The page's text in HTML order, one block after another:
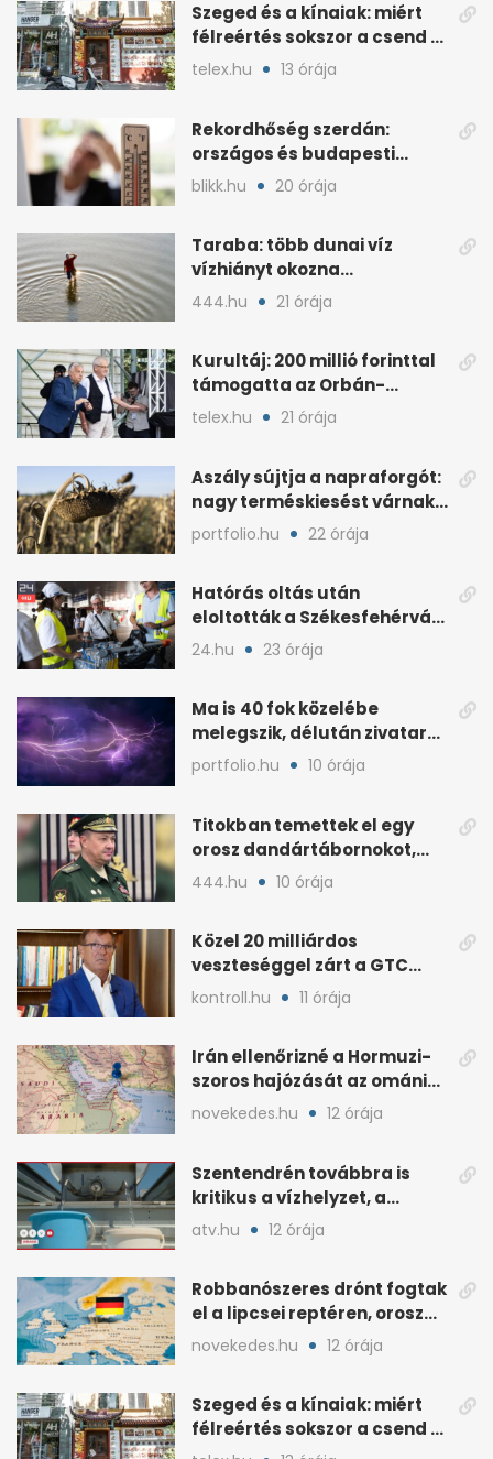
Szeged és a kínaiak: miért
félreértés sokszor a csend a
hétköznapokban?
telex.hu 13 órája
Rekordhőség szerdán:
országos és budapesti
melegcsúcsok dőltek meg
blikk.hu 20 órája
Taraba: több dunai víz
vízhiányt okozna
Szlovákiában
444.hu 21 órája
Kurultáj: 200 millió forinttal
támogatta az Orbán-
kormány a rendezvényt
telex.hu 21 órája
Aszály sújtja a napraforgót:
nagy terméskiesést várnak
a gazdák
portfolio.hu 22 órája
Hatórás oltás után
eloltották a Székesfehérvár
melletti tüzet
24.hu 23 órája
Ma is 40 fok közelébe
melegszik, délután zivatar
és viharos szél jöhet
portfolio.hu 10 órája
Titokban temettek el egy
orosz dandártábornokot,
Csajko barátját
444.hu 10 órája
Közel 20 milliárdos
veszteséggel zárt a GTC
Origine a 2025-ös évben
kontroll.hu 11 órája
Irán ellenőrizné a Hormuzi-
szoros hajózását az ománi
megállapodás után
novekedes.hu 12 órája
Szentendrén továbbra is
kritikus a vízhelyzet, a
honvédség szállít
atv.hu 12 órája
Robbanószeres drónt fogtak
el a lipcsei reptéren, orosz
szál gyanúja
novekedes.hu 12 órája
Szeged és a kínaiak: miért
félreértés sokszor a csend a
hétköznapokban?